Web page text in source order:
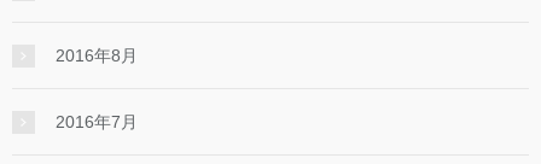
2016年8月
2016年7月